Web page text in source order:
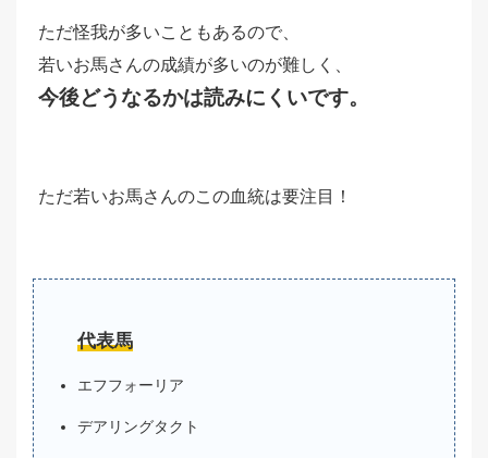
ただ怪我が多いこともあるので、
若いお馬さんの成績が多いのが難しく、
今後どうなるかは読みにくいです。
ただ若いお馬さんのこの血統は要注目！
代表馬
エフフォーリア
デアリングタクト